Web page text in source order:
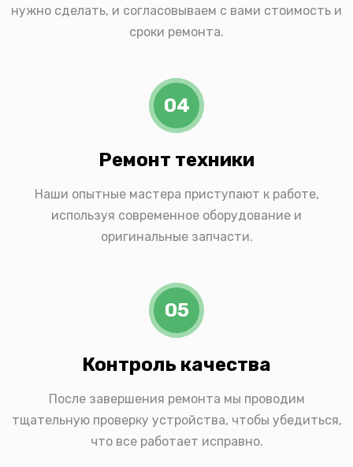
нужно сделать, и согласовываем с вами стоимость и
сроки ремонта.
04
Ремонт техники
Наши опытные мастера приступают к работе,
используя современное оборудование и
оригинальные запчасти.
05
Контроль качества
После завершения ремонта мы проводим
тщательную проверку устройства, чтобы убедиться,
что все работает исправно.